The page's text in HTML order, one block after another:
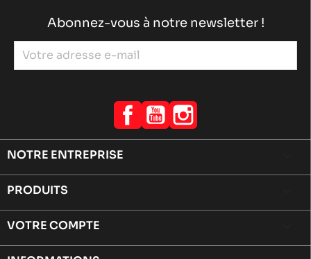
Abonnez-vous à notre newsletter !
Facebook
YouTube
NOTRE ENTREPRISE
PRODUITS
VOTRE COMPTE